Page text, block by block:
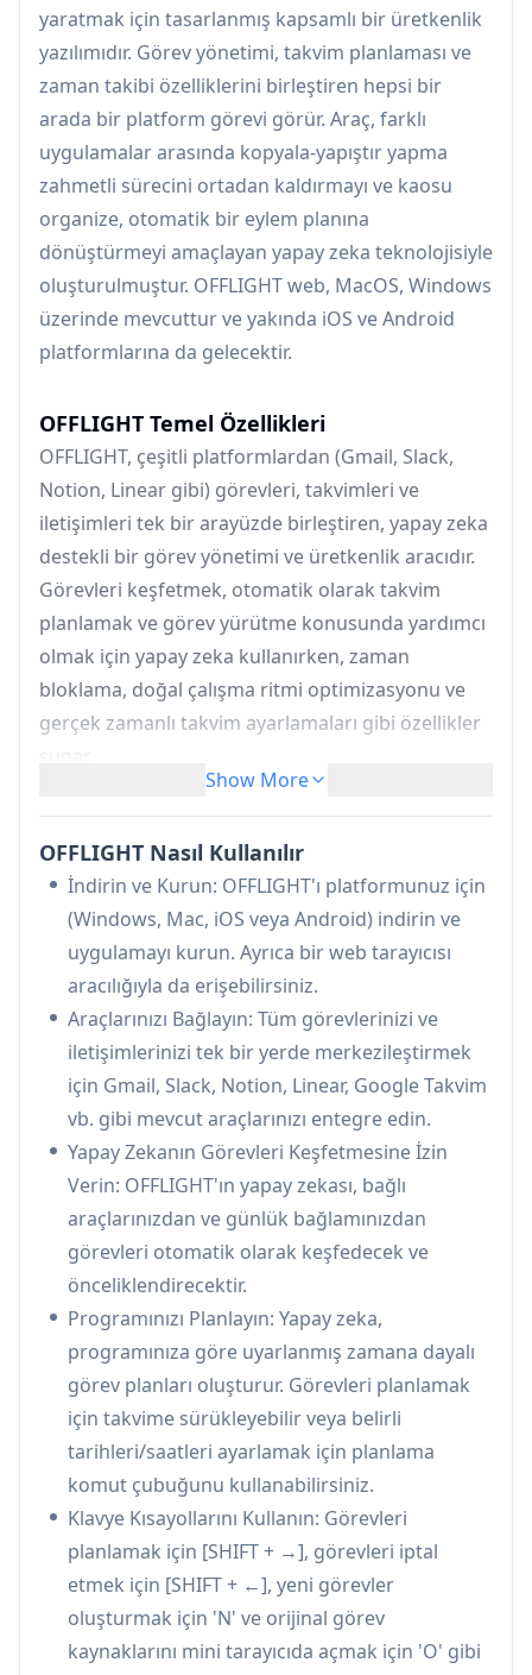
yaratmak için tasarlanmış kapsamlı bir üretkenlik
yazılımıdır. Görev yönetimi, takvim planlaması ve
zaman takibi özelliklerini birleştiren hepsi bir
arada bir platform görevi görür. Araç, farklı
uygulamalar arasında kopyala-yapıştır yapma
zahmetli sürecini ortadan kaldırmayı ve kaosu
organize, otomatik bir eylem planına
dönüştürmeyi amaçlayan yapay zeka teknolojisiyle
oluşturulmuştur. OFFLIGHT web, MacOS, Windows
üzerinde mevcuttur ve yakında iOS ve Android
platformlarına da gelecektir.
OFFLIGHT Temel Özellikleri
OFFLIGHT, çeşitli platformlardan (Gmail, Slack,
Notion, Linear gibi) görevleri, takvimleri ve
iletişimleri tek bir arayüzde birleştiren, yapay zeka
destekli bir görev yönetimi ve üretkenlik aracıdır.
Görevleri keşfetmek, otomatik olarak takvim
planlamak ve görev yürütme konusunda yardımcı
olmak için yapay zeka kullanırken, zaman
bloklama, doğal çalışma ritmi optimizasyonu ve
gerçek zamanlı takvim ayarlamaları gibi özellikler
Yapay Zeka Destekli Görev Keşfi ve
Planlama:Entegre platformlardan görevleri
otomatik olarak tanımlar ve takviminize ve
çalışma düzenlerinize göre uyarlanmış
optimize edilmiş zaman tabanlı planlar
oluşturur
Birleşik Entegrasyon Merkezi:
platformlardan (Gmail, Slack, Notion, Linear,
vb.) görevleri ve iletişimleri, çift yönlü
senkronizasyon ile tek bir arayüzde
merkezileştirir
Dinamik Takvim Uyarlaması:Yeni görevler
geldiğinde veya mevcut görevler uzadığında
takvimleri gerçek zamanlı olarak otomatik
olarak ayarlar ve iş akışı verimliliğini korur
Bağlam Açısından Zengin Görev Yürütme:
Hızlı bağlam kurtarma için üzerine gelindiğinde
açılan pencereler ve pencere değiştirmeden
orijinal görev kaynaklarına erişmek için mini
tarayıcı işlevselliği sağlar
OFFLIGHT Kullanım Alanları
Proje Yönetimi: Proje yöneticilerinin görevleri
koordine etmesine, ilerlemeyi izlemesine ve
birden fazla platform ve proje genelinde ekip iş
akışını sürdürmesine yardımcı olur
Kişisel Üretkenlik: Yoğun profesyonellerin
Show More
OFFLIGHT Nasıl Kullanılır
İndirin ve Kurun: OFFLIGHT'ı platformunuz için
(Windows, Mac, iOS veya Android) indirin ve
uygulamayı kurun. Ayrıca bir web tarayıcısı
aracılığıyla da erişebilirsiniz.
Araçlarınızı Bağlayın: Tüm görevlerinizi ve
iletişimlerinizi tek bir yerde merkezileştirmek
için Gmail, Slack, Notion, Linear, Google Takvim
vb. gibi mevcut araçlarınızı entegre edin.
Yapay Zekanın Görevleri Keşfetmesine İzin
Verin: OFFLIGHT'ın yapay zekası, bağlı
araçlarınızdan ve günlük bağlamınızdan
görevleri otomatik olarak keşfedecek ve
önceliklendirecektir.
Programınızı Planlayın: Yapay zeka,
programınıza göre uyarlanmış zamana dayalı
görev planları oluşturur. Görevleri planlamak
için takvime sürükleyebilir veya belirli
tarihleri/saatleri ayarlamak için planlama
komut çubuğunu kullanabilirsiniz.
Klavye Kısayollarını Kullanın: Görevleri
planlamak için [SHIFT + →], görevleri iptal
etmek için [SHIFT + ←], yeni görevler
oluşturmak için 'N' ve orijinal görev
kaynaklarını mini tarayıcıda açmak için 'O' gibi